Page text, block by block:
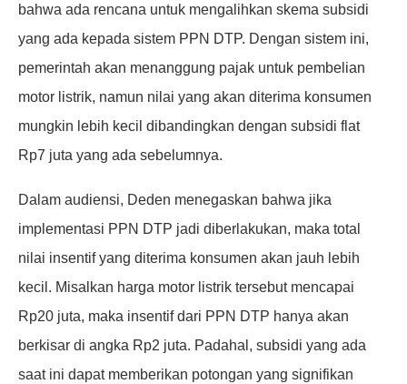
bahwa ada rencana untuk mengalihkan skema subsidi
yang ada kepada sistem PPN DTP. Dengan sistem ini,
pemerintah akan menanggung pajak untuk pembelian
motor listrik, namun nilai yang akan diterima konsumen
mungkin lebih kecil dibandingkan dengan subsidi flat
Rp7 juta yang ada sebelumnya.
Dalam audiensi, Deden menegaskan bahwa jika
implementasi PPN DTP jadi diberlakukan, maka total
nilai insentif yang diterima konsumen akan jauh lebih
kecil. Misalkan harga motor listrik tersebut mencapai
Rp20 juta, maka insentif dari PPN DTP hanya akan
berkisar di angka Rp2 juta. Padahal, subsidi yang ada
saat ini dapat memberikan potongan yang signifikan